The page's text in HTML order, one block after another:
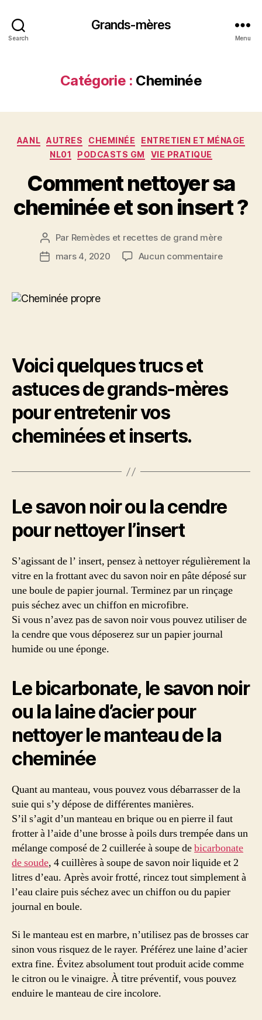
Search
Grands-mères
Menu
Catégorie : Cheminée
Catégories
AANL AUTRES CHEMINÉE
ENTRETIEN ET MÉNAGE
NL01
PODCASTS GM VIE PRATIQUE
Comment nettoyer sa
cheminée et son insert ?
Auteur
de
l’article
Par Remèdes et recettes de grand mère
Datemars 4, 2020 Aucun commentairesur
Voici quelques trucs et
astuces de grands-mères
pour entretenir vos
cheminées et inserts.
Le savon noir ou la cendre
pour nettoyer l’insert
S’agissant de l’ insert, pensez à nettoyer régulièrement la
vitre en la frottant avec du savon noir en pâte déposé sur
une boule de papier journal. Terminez par un rinçage
puis séchez avec un chiffon en microfibre.
Si vous n’avez pas de savon noir vous pouvez utiliser de
la cendre que vous déposerez sur un papier journal
humide ou une éponge.
Le bicarbonate, le savon noir
ou la laine d’acier pour
nettoyer le manteau de la
cheminée
Quant au manteau, vous pouvez vous débarrasser de la
suie qui s’y dépose de différentes manières.
S’il s’agit d’un manteau en brique ou en pierre il faut
frotter à l’aide d’une brosse à poils durs trempée dans un
mélange composé de 2 cuillerée à soupe debicarbonate
de soude, 4 cuillères à soupe de savon noir liquide et 2
litres d’eau. Après avoir frotté, rincez tout simplement à
l’eau claire puis séchez avec un chiffon ou du papier
journal en boule.
Si le manteau est en marbre, n’utilisez pas de brosses car
sinon vous risquez de le rayer. Préférez une laine d’acier
extra fine. Évitez absolument tout produit acide comme
le citron ou le vinaigre. À titre préventif, vous pouvez
enduire le manteau de cire incolore.